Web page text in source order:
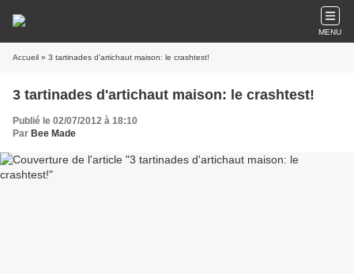
MENU
Accueil » 3 tartinades d'artichaut maison: le crashtest!
3 tartinades d'artichaut maison: le crashtest!
Publié le 02/07/2012 à 18:10
Par Bee Made